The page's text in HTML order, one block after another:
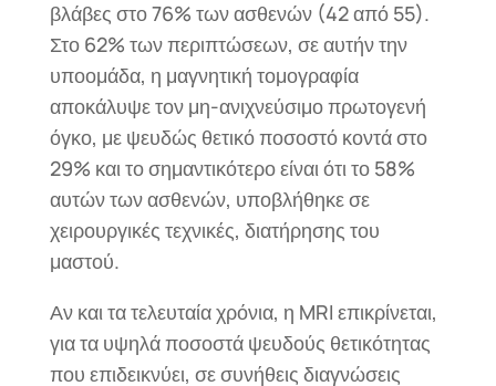
βλάβες στο 76% των ασθενών (42 από 55).
Στο 62% των περιπτώσεων, σε αυτήν την
υποομάδα, η μαγνητική τομογραφία
αποκάλυψε τον μη-ανιχνεύσιμο πρωτογενή
όγκο, με ψευδώς θετικό ποσοστό κοντά στο
29% και το σημαντικότερο είναι ότι το 58%
αυτών των ασθενών, υποβλήθηκε σε
χειρουργικές τεχνικές, διατήρησης του
μαστού.
Αν και τα τελευταία χρόνια, η MRI επικρίνεται,
για τα υψηλά ποσοστά ψευδούς θετικότητας
που επιδεικνύει, σε συνήθεις διαγνώσεις